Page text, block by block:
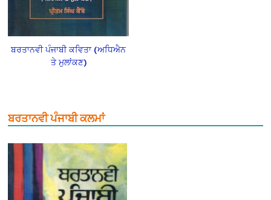
ਬਰਤਾਨਵੀ ਪੰਜਾਬੀ ਕਵਿਤਾ (ਅਧਿਐਨ
ਤੇ ਮੁਲਾਂਕਣ)
ਬਰਤਾਨਵੀ ਪੰਜਾਬੀ ਕਲਮਾਂ